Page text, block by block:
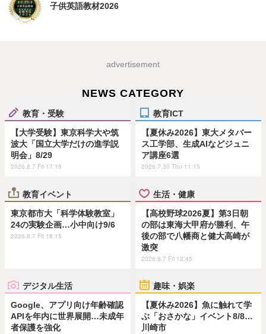
子供英語教材2026
advertisement
NEWS CATEGORY
教育・受験
【大学受験】東京科学大や筑
波大「国立大学だけの進学説
明会」8/29
2026.8.7 Fri 17:15
教育ICT
【夏休み2026】東大メタバー
ス工学部、生成AIなどジュニ
ア講座6選
2026.7.30 Thu 11:15
教育イベント
東京都市大「科学体験教室」
24の実験企画…小中向け9/6
2026.8.7 Fri 18:15
生活・健康
【高校野球2026夏】第3日朝
の部は東海大甲府が勝利、午
後の部で八幡商と健大高崎が
激突
2026.8.7 Fri 12:45
デジタル生活
Google、アプリ向け年齢確認
APIを年内に世界展開…未成年
者保護を強化
趣味・娯楽
【夏休み2026】魚に触れて学
ぶ「おさかな」イベント8/8…
川崎市